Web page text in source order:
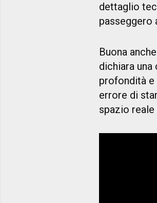
dettaglio
passeggero
Buona
dichiara
profondità
errore di
spazio